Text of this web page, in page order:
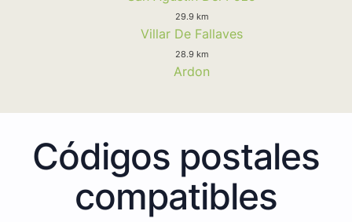
29.9 km
Villar De Fallaves
28.9 km
Ardon
Códigos postales
compatibles